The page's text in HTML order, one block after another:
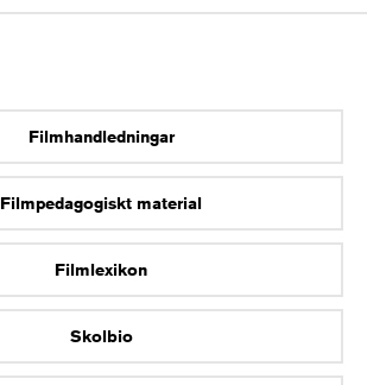
Filmhandledningar
Filmpedagogiskt material
Filmlexikon
Skolbio